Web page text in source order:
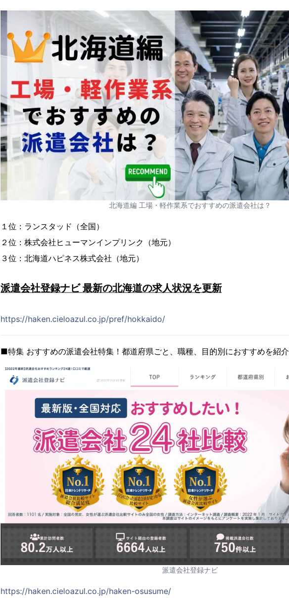
北海道編 工場・軽作業系でおすすめの派遣会社は？
１位：ランスタッド（全国）
２位：株式会社ヒューマンインプリンク（地元）
３位：北海道ハピネス株式会社（地元）
派遣会社登録ナビ 最新の北海道の求人状況を更新
https://haken.cieloazul.co.jp/pref/hokkaido/
■特集 おすすめの派遣会社特集！都道府県ごと、職種、目的別におすすめを紹介
派遣会社登録ナビ
https://haken.cieloazul.co.jp/haken-osusume/